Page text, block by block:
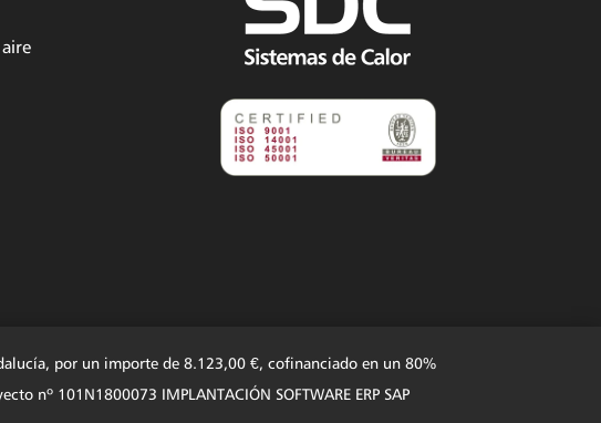
por un importe de 8.123,00 €, cofinanciado en un 80%
nº 101N1800073 IMPLANTACIÓN SOFTWARE ERP SAP